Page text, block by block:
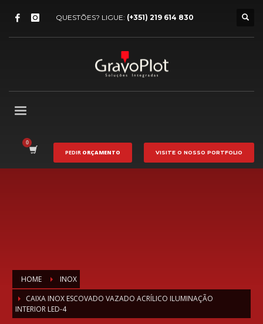
QUESTÕES? LIGUE: (+351) 219 614 830
PEDIR ORÇAMENTO VISITE O NOSSO PORTFOLIO
HOME
INOX
CAIXA INOX ESCOVADO VAZADO ACRÍLICO ILUMINAÇÃO
INTERIOR LED-4